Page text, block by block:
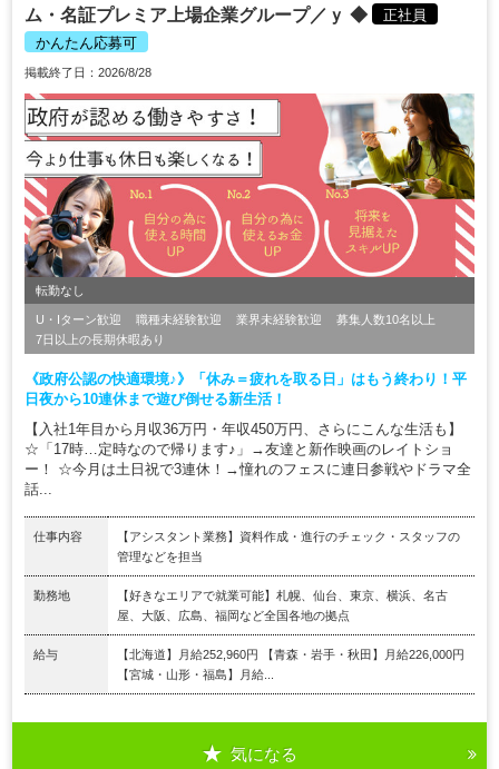
ム・名証プレミア上場企業グループ／ｙ ◆
正社員
かんたん応募可
掲載終了日：2026/8/28
転勤なし
U・Iターン歓迎 職種未経験歓迎 業界未経験歓迎
募集人数10名以上
7日以上の長期休暇あり
《政府公認の快適環境♪》「休み＝疲れを取る日」はもう終わり！平
日夜から10連休まで遊び倒せる新生活！
【入社1年目から月収36万円・年収450万円、さらにこんな生活も】
☆「17時…定時なので帰ります♪」→友達と新作映画のレイトショ
ー！ ☆今月は土日祝で3連休！→憧れのフェスに連日参戦やドラマ全
話...
仕事内容
【アシスタント業務】資料作成・進行のチェック・スタッフの
管理などを担当
勤務地
【好きなエリアで就業可能】札幌、仙台、東京、横浜、名古
屋、大阪、広島、福岡など全国各地の拠点
給与
【北海道】月給252,960円 【青森・岩手・秋田】月給226,000円
【宮城・山形・福島】月給...
気になる